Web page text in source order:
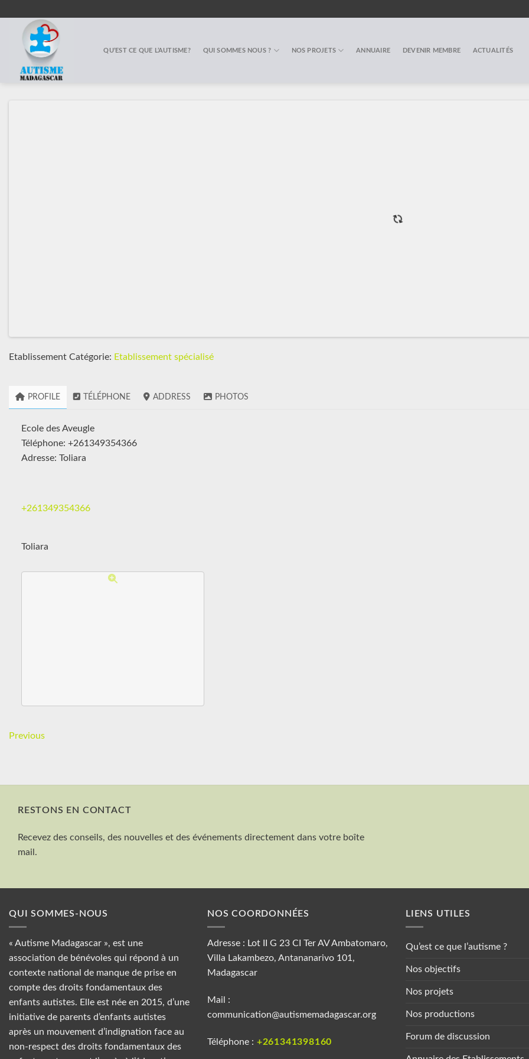
content
QU’EST CE QUE L’AUTISME? QUI SOMMES NOUS ? NOS PROJETS ANNUAIRE DEVENIR MEMBRE ACTUALITÉS
Etablissement Catégorie: Etablissement spécialisé
PROFILE TÉLÉPHONE ADDRESS PHOTOS
Ecole des Aveugle
Téléphone: +261349354366
Adresse: Toliara
+261349354366
Toliara
Previous
RESTONS EN CONTACT
Recevez des conseils, des nouvelles et des événements directement dans votre boîte
mail.
QUI SOMMES-NOUS
« Autisme Madagascar », est une
association de bénévoles qui répond à un
contexte national de manque de prise en
compte des droits fondamentaux des
enfants autistes. Elle est née en 2015, d’une
initiative de parents d’enfants autistes
après un mouvement d’indignation face au
non-respect des droits fondamentaux des
NOS COORDONNÉES
Adresse : Lot II G 23 CI Ter AV Ambatomaro,
Villa Lakambezo, Antananarivo 101,
Madagascar
Mail :
communication@autismemadagascar.org
Téléphone : +261341398160
LIENS UTILES
Qu’est ce que l’autisme ?
Nos objectifs
Nos projets
Nos productions
Forum de discussion